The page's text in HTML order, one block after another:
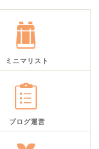
ミニマリスト
ブログ運営